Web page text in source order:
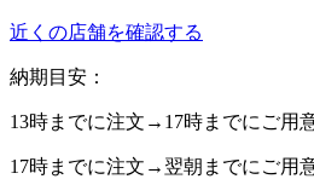
近くの店舗を確認する
納期目安：
13時までに注文→ 17時までにご用
17時までに注文→ 翌朝 までにご用